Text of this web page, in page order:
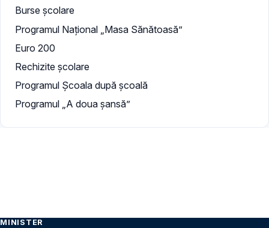
Burse școlare
Programul Național „Masa Sănătoasă”
Euro 200
Rechizite școlare
Programul Școala după școală
Programul „A doua şansă”
MINISTER